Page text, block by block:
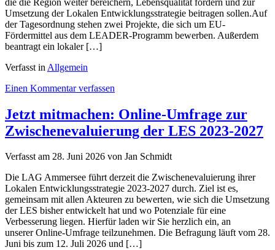
Umsetzung der Lokalen Entwicklungsstrategie beitragen sollen.Auf
der Tagesordnung stehen zwei Projekte, die sich um EU-
Fördermittel aus dem LEADER-Programm bewerben. Außerdem
beantragt ein lokaler […]
Verfasst in Allgemein
Einen Kommentar verfassen
der
9.
EG-
am
Juli
2026
Jetzt mitmachen: Online-Umfrage zur
Zwischenevaluierung der LES 2023-2027
Verfasst am 28. Juni 2026 von Jan Schmidt
Die LAG Ammersee führt derzeit die Zwischenevaluierung ihrer
Lokalen Entwicklungsstrategie 2023-2027 durch. Ziel ist es,
gemeinsam mit allen Akteuren zu bewerten, wie sich die Umsetzung
der LES bisher entwickelt hat und wo Potenziale für eine
Verbesserung liegen. Hierfür laden wir Sie herzlich ein, an
unserer Online-Umfrage teilzunehmen. Die Befragung läuft vom 28.
Juni bis zum 12. Juli 2026 und […]